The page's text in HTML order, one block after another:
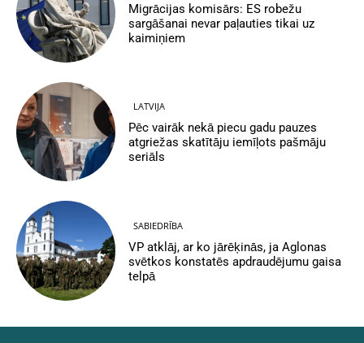
Migrācijas komisārs: ES robežu
sargāšanai nevar paļauties tikai uz
kaimiņiem
LATVIJA
Pēc vairāk nekā piecu gadu pauzes
atgriežas skatītāju iemīļots pašmāju
seriāls
SABIEDRĪBA
VP atklāj, ar ko jārēķinās, ja Aglonas
svētkos konstatēs apdraudējumu gaisa
telpā